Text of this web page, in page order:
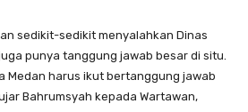
sedikit-sedikit menyalahkan Dinas
juga punya tanggung jawab besar di situ.
Medan harus ikut bertanggung jawab
Bahrumsyah kepada Wartawan,